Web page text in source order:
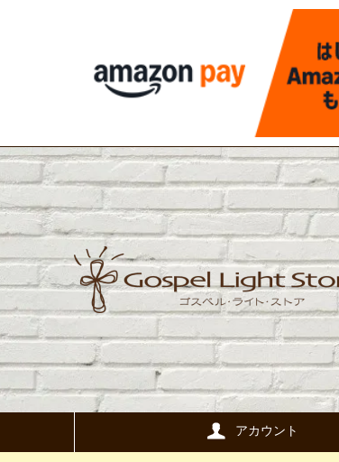
アカウント